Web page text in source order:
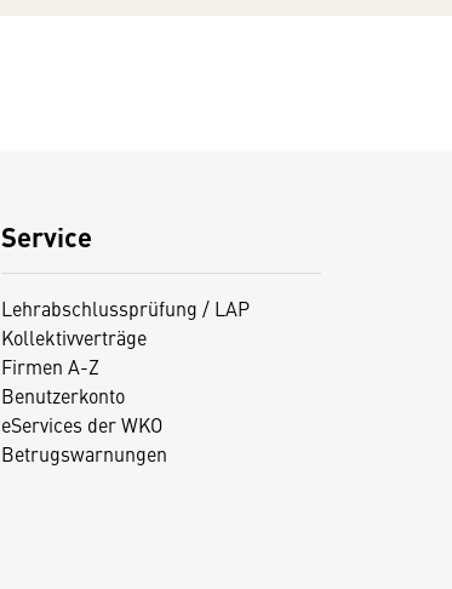
Service
Lehrabschlussprüfung / LAP
Kollektivverträge
Firmen A-Z
Benutzerkonto
eServices der WKO
Betrugswarnungen